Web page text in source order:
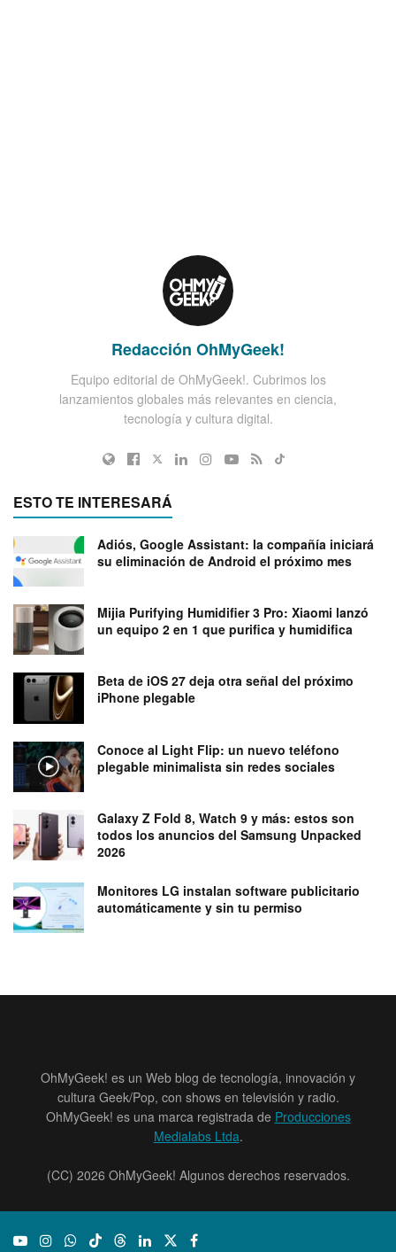
Redacción OhMyGeek!
Equipo editorial de OhMyGeek!. Cubrimos los
lanzamientos globales más relevantes en ciencia,
tecnología y cultura digital.
ESTO TE INTERESARÁ
Adiós, Google Assistant: la compañía iniciará
su eliminación de Android el próximo mes
Mijia Purifying Humidifier 3 Pro: Xiaomi lanzó
un equipo 2 en 1 que purifica y humidifica
Beta de iOS 27 deja otra señal del próximo
iPhone plegable
Conoce al Light Flip: un nuevo teléfono
plegable minimalista sin redes sociales
Galaxy Z Fold 8, Watch 9 y más: estos son
todos los anuncios del Samsung Unpacked
2026
Monitores LG instalan software publicitario
automáticamente y sin tu permiso
OhMyGeek! es un Web blog de tecnología, innovación y
cultura Geek/Pop, con shows en televisión y radio.
OhMyGeek! es una marca registrada de Producciones
Medialabs Ltda.
(CC) 2026 OhMyGeek! Algunos derechos reservados.